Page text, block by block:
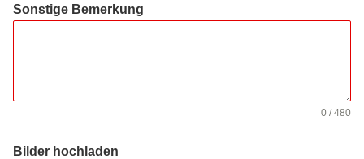
Sonstige Bemerkung
0 / 480
Bilder hochladen